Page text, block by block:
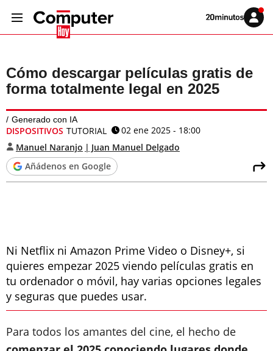
Volver
Iniciar
sesión
Cómo descargar películas gratis de
forma totalmente legal en 2025
Generado con IA
DISPOSITIVOS TUTORIAL
02 ene 2025 - 18:00
Manuel Naranjo
Juan Manuel Delgado
Añádenos en Google
Ni Netflix ni Amazon Prime Video o Disney+, si
quieres empezar 2025 viendo películas gratis en
tu ordenador o móvil, hay varias opciones legales
y seguras que puedes usar.
Para todos los amantes del cine, el hecho de